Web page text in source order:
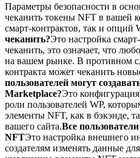
Параметры безопасности в
чеканить токены NFT в вашей
смарт-контрактов, так и опций
чеканить?Это настройка
чеканить, это означает, что
на вашем рынке. В противном
контракта может чеканить
пользователей могут
Marketplace?Это
роли пользователей WP,
элементы NFT, как в бэкэнде,
вашего сайта.Все
NFTЭто настройка внешнего
создателям изменять данные